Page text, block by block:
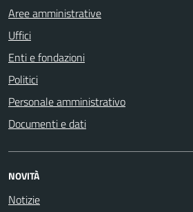
Aree amministrative
Uffici
Enti e fondazioni
Politici
Personale amministrativo
Documenti e dati
NOVITÀ
Notizie